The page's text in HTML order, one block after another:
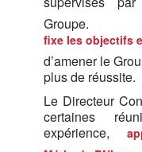
fixe les objectifs
d’amener le
plus de réussite.
Le Directeur
certaines
expérience,